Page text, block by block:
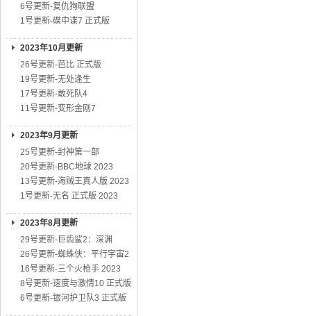
6号更新-复仇狗联盟
1号更新-碟中谍7 正式版
2023年10月更新
26号更新-芭比 正式版
19号更新-无处逢生
17号更新-敢死队4
11号更新-变形金刚7
2023年9月更新
25号更新-封神第一部
20号更新-BBC地球 2023
13号更新-海贼王真人版 2023
1号更新-无名 正式版 2023
2023年8月更新
29号更新-巨齿鲨2：深渊
26号更新-蜘蛛侠：平行宇宙2
16号更新-三个火枪手 2023
8号更新-速度与激情10 正式版
6号更新-银河护卫队3 正式版